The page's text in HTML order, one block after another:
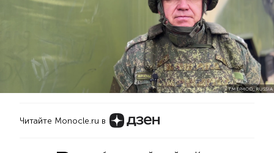
T.ME/MOD_RUSSIA
Читайте Monocle.ru в